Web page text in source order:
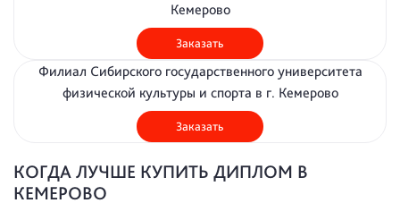
Кемерово
Заказать
Филиал Сибирского государственного университета
физической культуры и спорта в г. Кемерово
Заказать
КОГДА ЛУЧШЕ КУПИТЬ ДИПЛОМ В
КЕМЕРОВО